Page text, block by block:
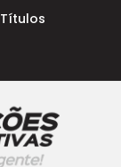
Títulos